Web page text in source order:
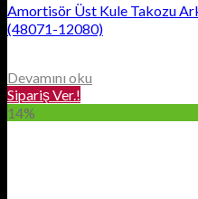
Amortisör Üst Kule Takozu
(48071-12080)
Devamını oku
Sipariş Ver.!
14%